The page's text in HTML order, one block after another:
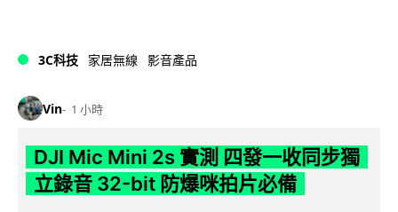
3C科技 家居無線 影音產品
Vin 1 小時
DJI Mic Mini 2s 實測 四發一收同步獨
立錄音 32-bit 防爆咪拍片必備